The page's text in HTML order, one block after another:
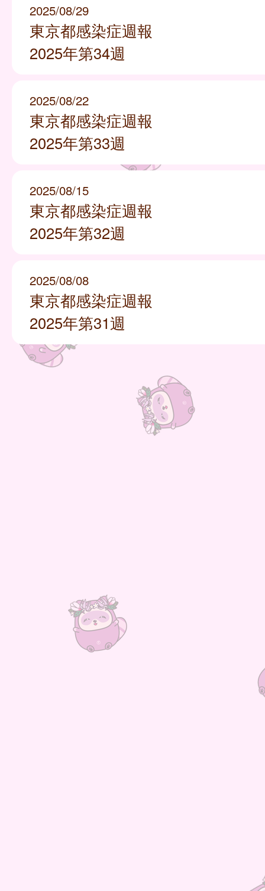
2025/08/29
東京都感染症週報
2025年第34週
2025/08/22
東京都感染症週報
2025年第33週
2025/08/15
東京都感染症週報
2025年第32週
2025/08/08
東京都感染症週報
2025年第31週